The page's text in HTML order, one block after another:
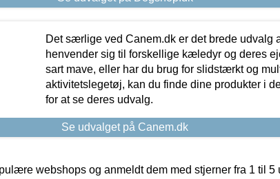
Det særlige ved Canem.dk er det brede udvalg
henvender sig til forskellige kæledyr og deres
sart mave, eller har du brug for slidstærkt og
aktivitetslegetøj, kan du finde dine produkter i
for at se deres udvalg.
Se udvalget på Canem.dk
webshops og anmeldt dem med stjerner fra 1 til 5